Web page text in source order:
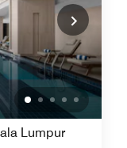
Lumpur